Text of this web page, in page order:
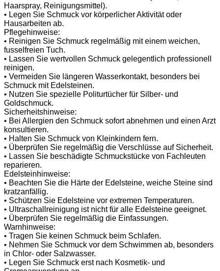
Haarspray, Reinigungsmittel).
• Legen Sie Schmuck vor körperlicher Aktivität oder
Hausarbeiten ab.
Pflegehinweise:
• Reinigen Sie Schmuck regelmäßig mit einem weichen,
fusselfreien Tuch.
• Lassen Sie wertvollen Schmuck gelegentlich professionell
reinigen.
• Vermeiden Sie längeren Wasserkontakt, besonders bei
Schmuck mit Edelsteinen.
• Nutzen Sie spezielle Politurtücher für Silber- und
Goldschmuck.
Sicherheitshinweise:
• Bei Allergien den Schmuck sofort abnehmen und einen Arzt
konsultieren.
• Halten Sie Schmuck von Kleinkindern fern.
• Überprüfen Sie regelmäßig die Verschlüsse auf Sicherheit.
• Lassen Sie beschädigte Schmuckstücke von Fachleuten
reparieren.
Edelsteinhinweise:
• Beachten Sie die Härte der Edelsteine, weiche Steine sind
kratzanfällig.
• Schützen Sie Edelsteine vor extremen Temperaturen.
• Ultraschallreinigung ist nicht für alle Edelsteine geeignet.
• Überprüfen Sie regelmäßig die Einfassungen.
Warnhinweise:
• Tragen Sie keinen Schmuck beim Schlafen.
• Nehmen Sie Schmuck vor dem Schwimmen ab, besonders
in Chlor- oder Salzwasser.
• Legen Sie Schmuck erst nach Kosmetik- und